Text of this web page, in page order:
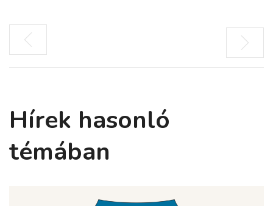
Hírek hasonló
témában